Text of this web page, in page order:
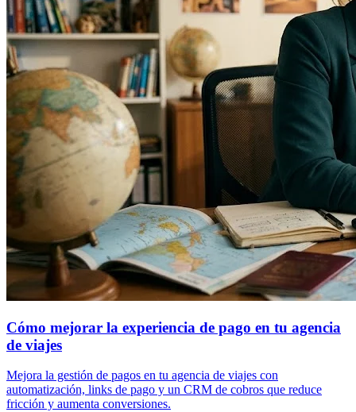
Cómo mejorar la experiencia de pago en tu agencia
de viajes
Mejora la gestión de pagos en tu agencia de viajes con
automatización, links de pago y un CRM de cobros que reduce
fricción y aumenta conversiones.